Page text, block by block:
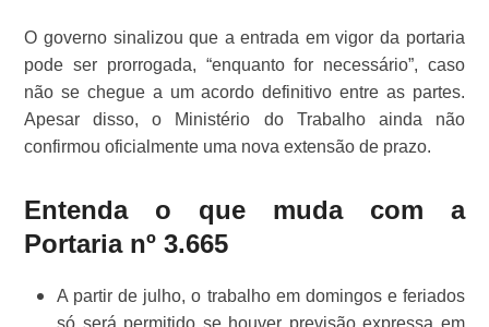
O governo sinalizou que a entrada em vigor da portaria
pode ser prorrogada, “enquanto for necessário”, caso
não se chegue a um acordo definitivo entre as partes.
Apesar disso, o Ministério do Trabalho ainda não
confirmou oficialmente uma nova extensão de prazo.
Entenda o que muda com a
Portaria nº 3.665
A partir de julho, o trabalho em domingos e feriados